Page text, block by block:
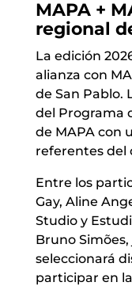
MAPA +
regional
La edición
alianza con
de San Pablo.
del Programa
de MAPA con
referentes del
Entre los
Gay, Aline
Studio y
Bruno
seleccionará
participar en